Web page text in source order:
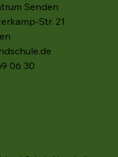
Senden
Str. 21
06 30